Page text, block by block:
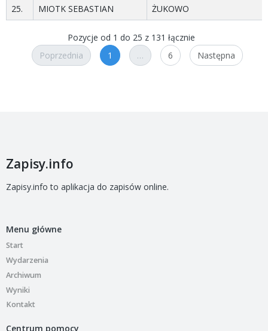
25.
MIOTK SEBASTIAN ŻUKOWO
Pozycje od 1 do 25 z 131 łącznie
Poprzednia
1 … 6 Następna
Zapisy.info
Zapisy.info to aplikacja do zapisów online.
Menu główne
Start
Wydarzenia
Archiwum
Wyniki
Kontakt
Centrum pomocy